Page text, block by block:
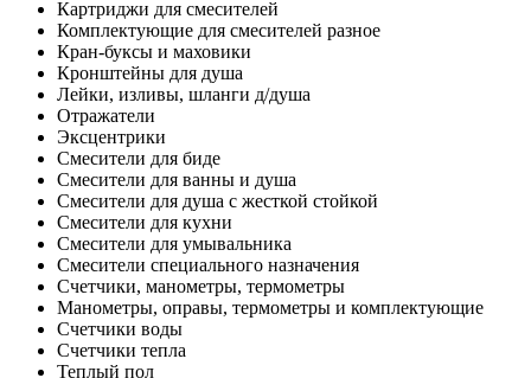
Картриджи для смесителей
Комплектующие для смесителей разное
Кран-буксы и маховики
Кронштейны для душа
Лейки, изливы, шланги д/душа
Отражатели
Эксцентрики
Смесители для биде
Смесители для ванны и душа
Смесители для душа с жесткой стойкой
Смесители для кухни
Смесители для умывальника
Смесители специального назначения
Счетчики, манометры, термометры
Манометры, оправы, термометры и комплектующие
Счетчики воды
Счетчики тепла
Теплый пол